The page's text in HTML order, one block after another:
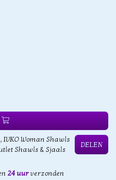
, IVKO Woman Shawls
Shawls & Sjaals
DELEN
24 uurverzonden